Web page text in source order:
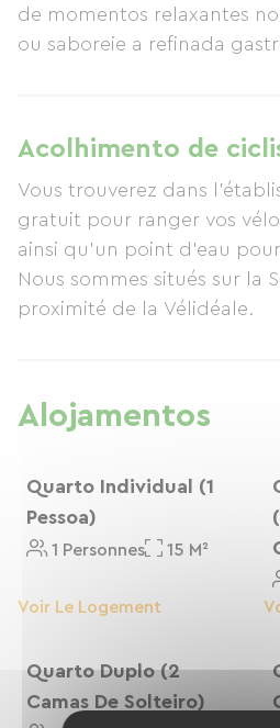
de momentos relaxantes
ou saboreie a refinada
são as palavras de ordem
a garantir que sua estadia
Acolhimento de
Vous trouverez dans
gratuit pour ranger vos
ainsi qu'un point d'eau
Nous sommes situés sur la
proximité de la Vélidéale.
Alojamentos
Quarto Individual (1
Pessoa)
1 Personnes 15 M²
Voir Le Logement
Quarto Duplo (2
Camas De Solteiro)